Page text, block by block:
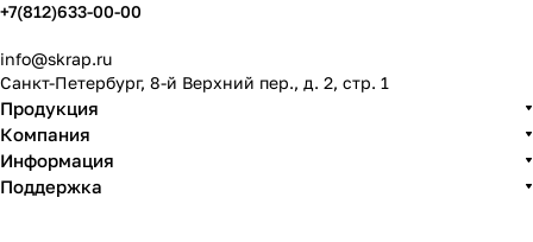
+7(812)633-00-00
info@skrap.ru
Санкт-Петербург, 8-й Верхний пер., д. 2, стр. 1
Продукция
Компания
Информация
Поддержка